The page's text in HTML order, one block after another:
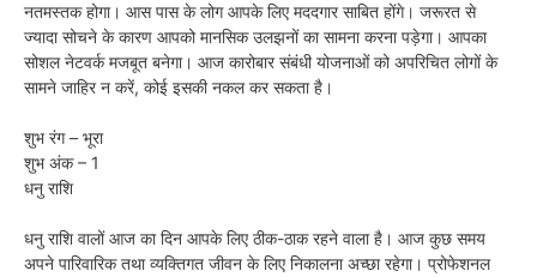
नतमस्तक होगा। आस पास के लोग आपके लिए मददगार साबित होंगे। जरूरत से
ज्यादा सोचने के कारण आपको मानसिक उलझनों का सामना करना पड़ेगा। आपका
सोशल नेटवर्क मजबूत बनेगा। आज कारोबार संबंधी योजनाओं को अपरिचित लोगों के
सामने जाहिर न करें, कोई इसकी नकल कर सकता है।
शुभ रंग – भूरा
शुभ अंक – 1
धनु राशि
धनु राशि वालों आज का दिन आपके लिए ठीक-ठाक रहने वाला है। आज कुछ समय
अपने पारिवारिक तथा व्यक्तिगत जीवन के लिए निकालना अच्छा रहेगा। प्रोफेशनल